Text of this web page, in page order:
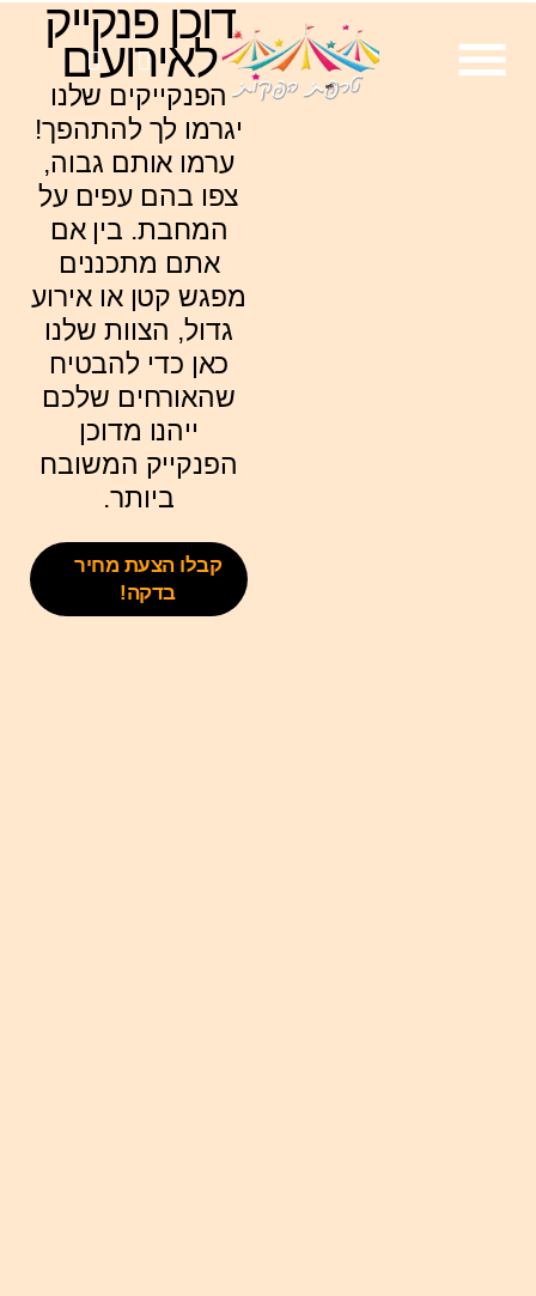
דוכן פנקייק
לאירועים
הפנקייקים שלנו
יגרמו לך להתהפך!
ערמו אותם גבוה,
צפו בהם עפים על
המחבת. בין אם
אתם מתכננים
מפגש קטן או אירוע
גדול, הצוות שלנו
כאן כדי להבטיח
שהאורחים שלכם
ייהנו מדוכן
הפנקייק המשובח
קבלו הצעת מחיר
בדקה!